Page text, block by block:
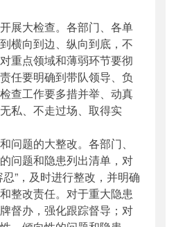
大检查。各部门、各单
横向到边、纵向到底，不
重点领域和薄弱环节要彻
任要明确到带队领导、负
查工作要多措并举、动真
私、不走过场、取得实
题的大整改。各部门、
问题和隐患列出清单，对
”，及时进行整改，并明确
整改责任。对于重大隐患
督办，强化跟踪督导；对